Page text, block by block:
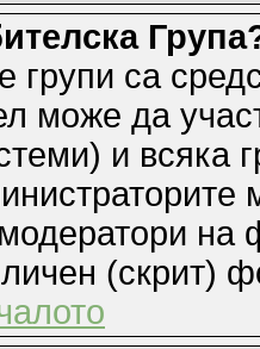
групи са
може да
и всяка
(скрит)